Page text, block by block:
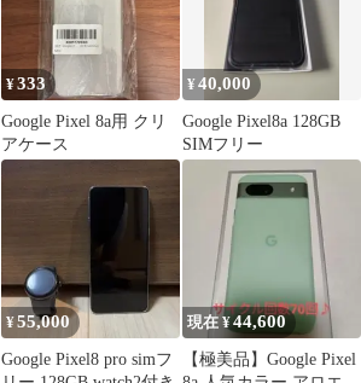
¥333
Google Pixel 8a用 クリ
アケース
¥40,000
Google Pixel8a 128GB
SIMフリー
¥55,000
Google Pixel8 pro simフ
現在 ¥44,600
【極美品】Google Pixel